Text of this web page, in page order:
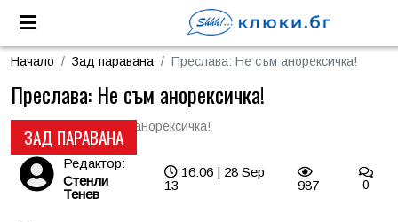
Начало Зад паравана Преслава: Не съм анорексичка!
ЗАД ПАРАВАНА
Преслава: Не съм анорексичка!
Редактор:
Стенли
Тенев
16:06 | 28 Sep
13
987 0